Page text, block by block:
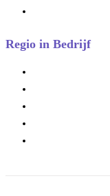
Regio in Bedrijf